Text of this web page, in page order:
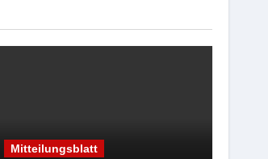
Mitteilungsblatt